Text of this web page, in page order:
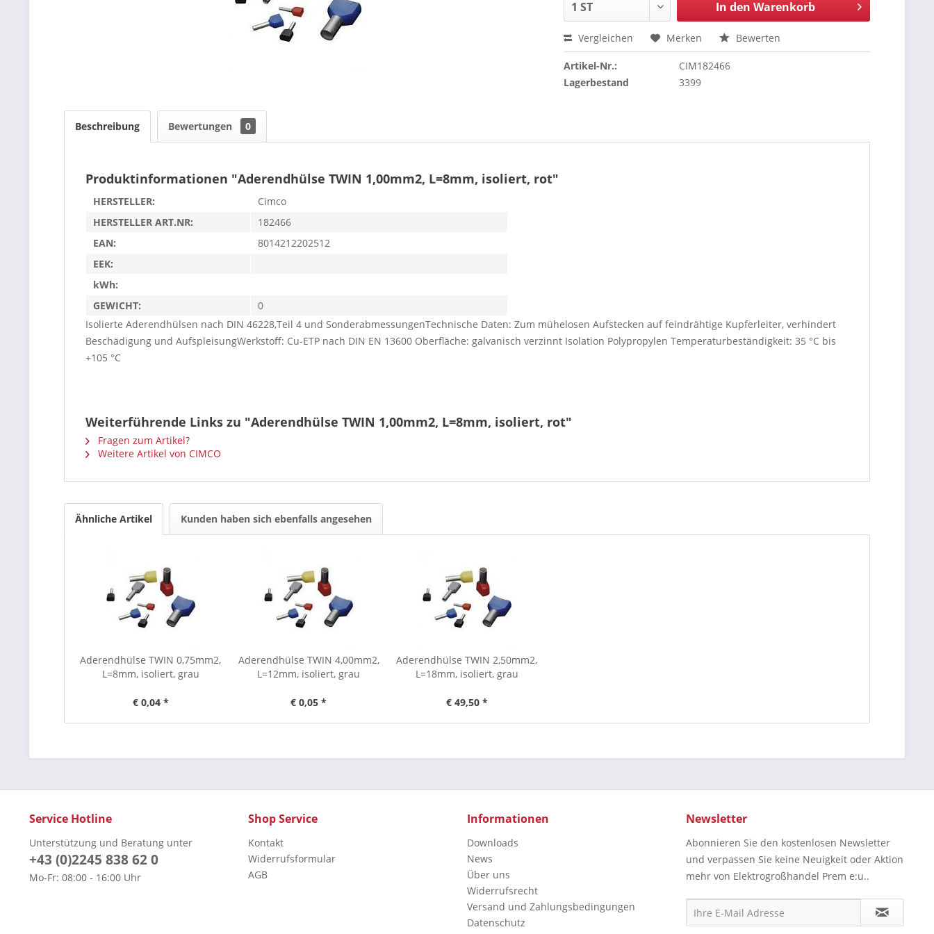
In den Warenkorb
Vergleichen Merken Bewerten
Artikel-Nr.:
CIM182466
Lagerbestand
3399
Beschreibung Bewertungen 0
Produktinformationen "Aderendhülse TWIN 1,00mm2, L=8mm, isoliert, rot"
HERSTELLER:
Cimco
HERSTELLER ART.NR:
182466
EAN:
8014212202512
EEK:
kWh:
GEWICHT:
0
Isolierte Aderendhülsen nach DIN 46228,Teil 4 und SonderabmessungenTechnische Daten: Zum mühelosen Aufstecken auf feindrähtige Kupferleiter, verhindert
Beschädigung und AufspleisungWerkstoff: Cu-ETP nach DIN EN 13600 Oberfläche: galvanisch verzinnt Isolation Polypropylen Temperaturbeständigkeit: 35 °C bis
+105 °C
Weiterführende Links zu "Aderendhülse TWIN 1,00mm2, L=8mm, isoliert, rot"
Fragen zum Artikel?
Weitere Artikel von CIMCO
Ähnliche Artikel Kunden haben sich ebenfalls angesehen
Aderendhülse TWIN 0,75mm2,
L=8mm, isoliert, grau
€ 0,04 *
Aderendhülse TWIN 4,00mm2,
L=12mm, isoliert, grau
€ 0,05 *
Aderendhülse TWIN 2,50mm2,
L=18mm, isoliert, grau
€ 49,50 *
Service Hotline
Unterstützung und Beratung unter
+43 (0)2245 838 62 0
Mo-Fr: 08:00 - 16:00 Uhr
Shop Service
Kontakt
Widerrufsformular
AGB
Informationen
Downloads
News
Über uns
Widerrufsrecht
Versand und Zahlungsbedingungen
Datenschutz
Newsletter
Abonnieren Sie den kostenlosen Newsletter
und verpassen Sie keine Neuigkeit oder Aktion
mehr von Elektrogroßhandel Prem e:u..